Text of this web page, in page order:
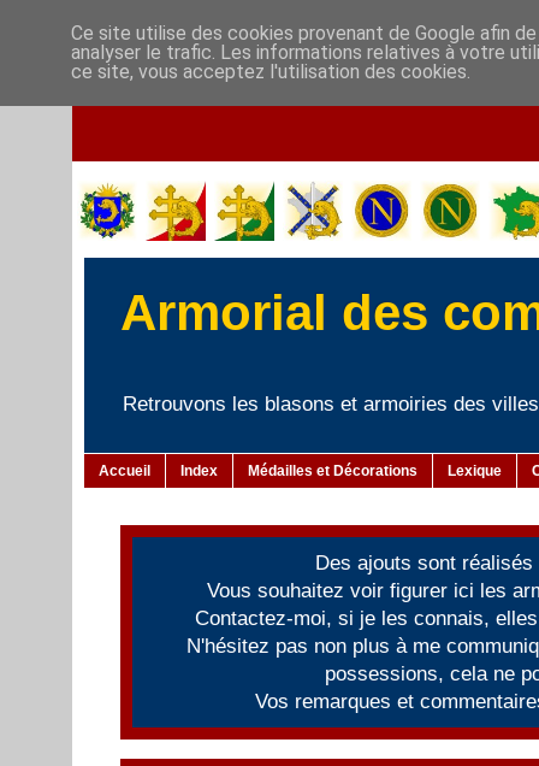
Armorial des
Retrouvons les blasons et armoiries des
Accueil Index Médailles et Décorations Lexique
Des ajouts sont
Vous souhaitez voir figurer ici les
Contactez-moi, si je les connais,
N'hésitez pas non plus à me
possessions, cela ne
Vos remarques et
Ce site utilise des cookies provenant de Google afin
analyser le trafic. Les informations relatives à votre
ce site, vous acceptez l'utilisation des cookies.